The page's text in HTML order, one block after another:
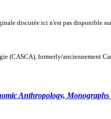
discutée ici n'est pas disponible
(CASCA), formerly/anciennement
Anthropology,